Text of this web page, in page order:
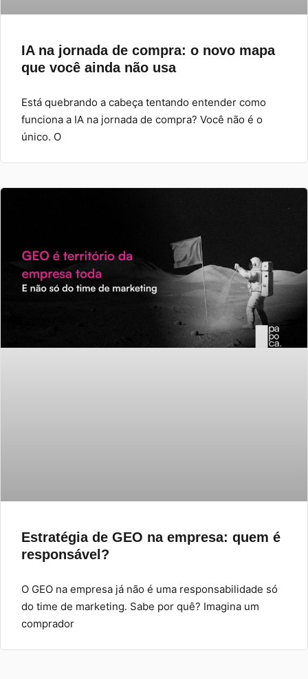
IA na jornada de compra: o novo mapa
que você ainda não usa
Está quebrando a cabeça tentando entender como
funciona a IA na jornada de compra? Você não é o
único. O
Estratégia de GEO na empresa: quem é
responsável?
O GEO na empresa já não é uma responsabilidade só
do time de marketing. Sabe por quê? Imagina um
comprador